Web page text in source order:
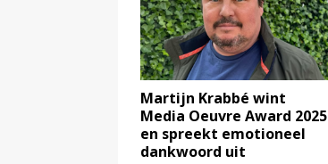
Martijn Krabbé wint
Media Oeuvre Award 2025
en spreekt emotioneel
dankwoord uit